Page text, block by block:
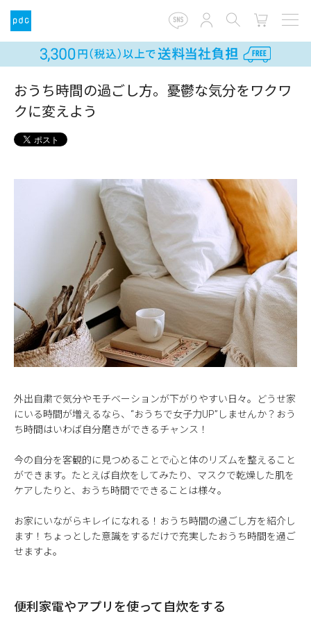
おうち時間の過ごし方。憂鬱な気分をワクワ
クに変えよう
外出自粛で気分やモチベーションが下がりやすい日々。どうせ家
にいる時間が増えるなら、“おうちで女子力UP”しませんか？おう
ち時間はいわば自分磨きができるチャンス！
今の自分を客観的に見つめることで心と体のリズムを整えること
ができます。たとえば自炊をしてみたり、マスクで乾燥した肌を
ケアしたりと、おうち時間でできることは様々。
お家にいながらキレイになれる！おうち時間の過ごし方を紹介し
ます！ちょっとした意識をするだけで充実したおうち時間を過ご
せますよ。
便利家電やアプリを使って自炊をする